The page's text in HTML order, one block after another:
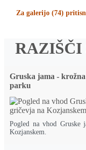
Za galerijo (74)
RAZIŠČI
Gruska jama -
parku
Pogled na vhod Gruske
Kozjanskem.